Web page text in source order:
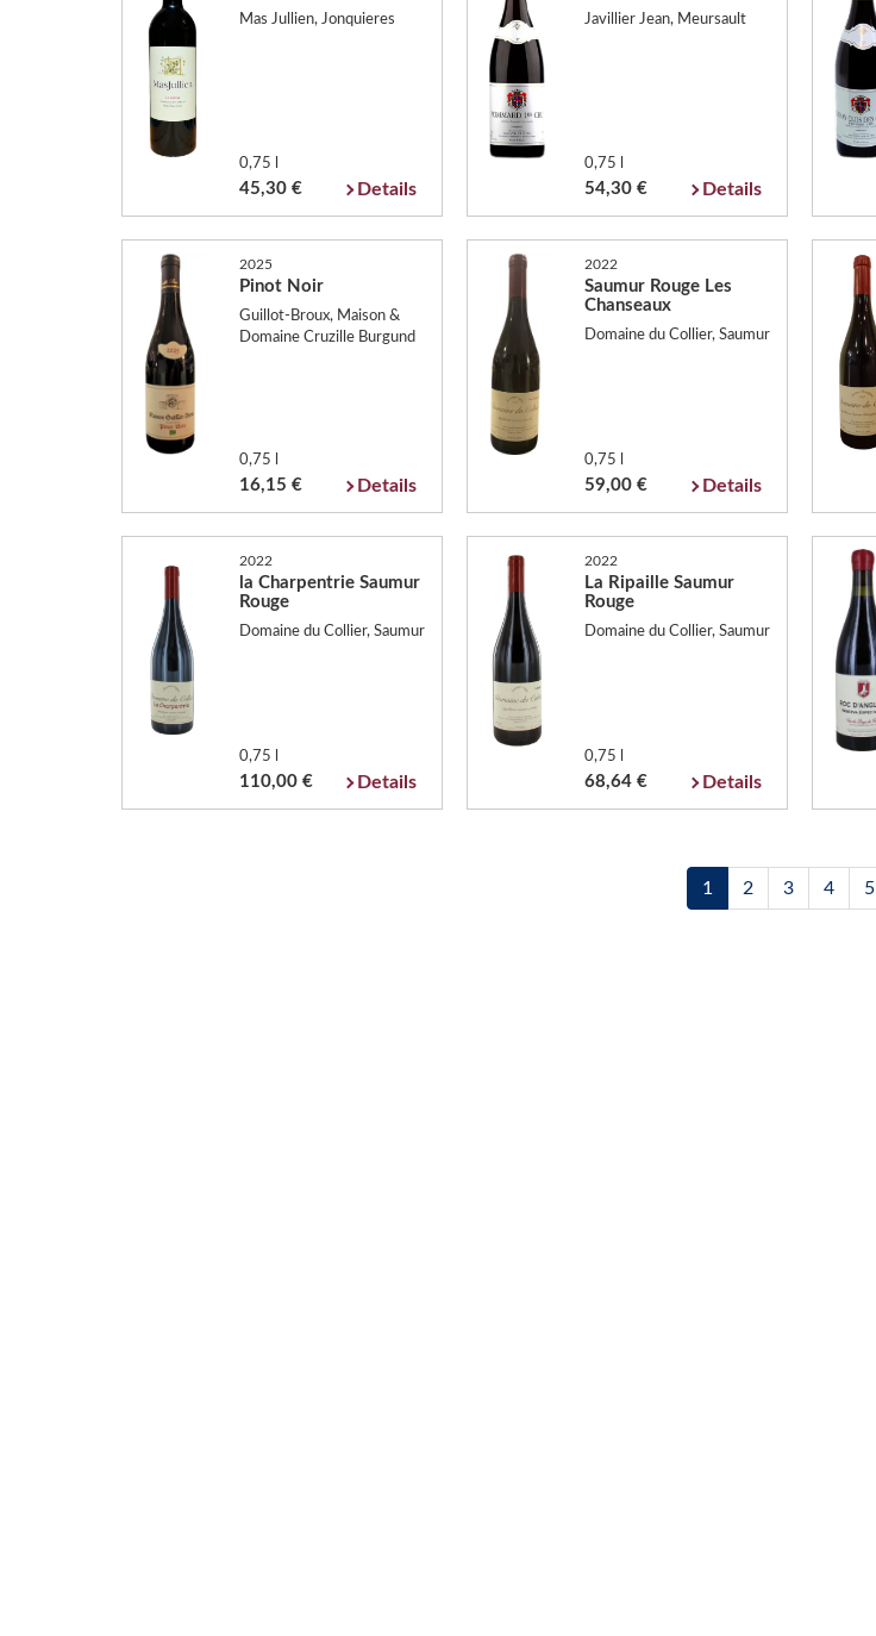
Mas Jullien, Jonquieres
0,75 l
45,30 € Details
Javillier Jean, Meursault
0,75 l
54,30 € Details
2025
Pinot Noir
Guillot-Broux, Maison &
Domaine Cruzille Burgund
0,75 l
16,15 € Details
2022
Saumur Rouge Les
Chanseaux
Domaine du Collier, Saumur
0,75 l
59,00 € Details
2022
la Charpentrie Saumur
Rouge
Domaine du Collier, Saumur
0,75 l
110,00 € Details
2022
La Ripaille Saumur
Rouge
Domaine du Collier, Saumur
0,75 l
68,64 € Details
1 2 3 4 5